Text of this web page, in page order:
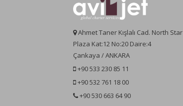
Ahmet Taner Kışlalı Cad. North Star
Plaza Kat:12 No:20 Daire:4
Çankaya / ANKARA
+90 533 230 85 11
+90 532 761 18 00
+90 530 663 64 90